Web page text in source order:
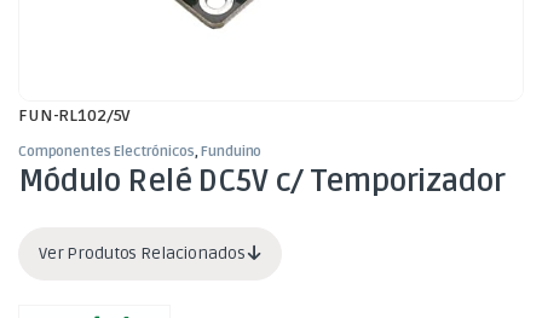
FUN-RL102/5V
Componentes Electrónicos,Funduino
Módulo Relé DC5V c/ Temporizador
Ver Produtos Relacionados